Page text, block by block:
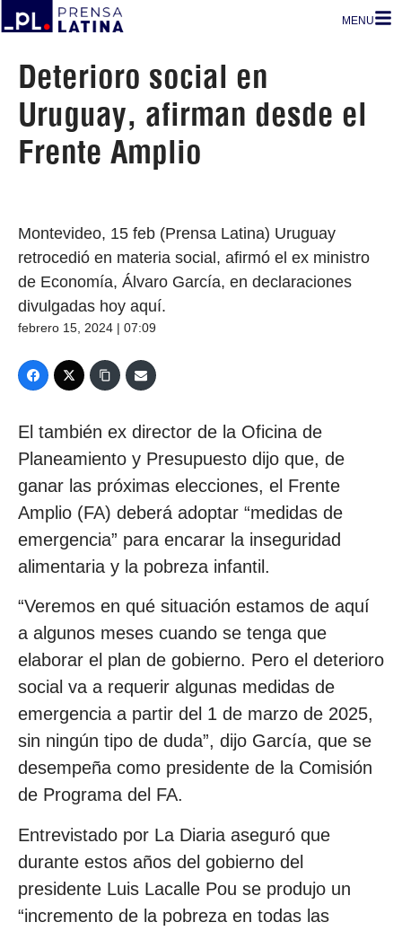
MENU
Deterioro social en
Uruguay, afirman desde el
Frente Amplio
Montevideo, 15 feb (Prensa Latina) Uruguay
retrocedió en materia social, afirmó el ex ministro
de Economía, Álvaro García, en declaraciones
divulgadas hoy aquí.
febrero 15, 2024 | 07:09
El también ex director de la Oficina de
Planeamiento y Presupuesto dijo que, de
ganar las próximas elecciones, el Frente
Amplio (FA) deberá adoptar “medidas de
emergencia” para encarar la inseguridad
alimentaria y la pobreza infantil.
“Veremos en qué situación estamos de aquí
a algunos meses cuando se tenga que
elaborar el plan de gobierno. Pero el deterioro
social va a requerir algunas medidas de
emergencia a partir del 1 de marzo de 2025,
sin ningún tipo de duda”, dijo García, que se
desempeña como presidente de la Comisión
de Programa del FA.
Entrevistado por La Diaria aseguró que
durante estos años del gobierno del
presidente Luis Lacalle Pou se produjo un
“incremento de la pobreza en todas las